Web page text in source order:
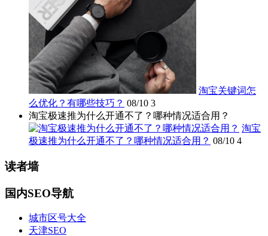
淘宝关键词怎
么优化？有哪些技巧？ 08/10 3
淘宝极速推为什么开通不了？哪种情况适合用？
淘宝
极速推为什么开通不了？哪种情况适合用？ 08/10 4
读者墙
国内SEO导航
城市区号大全
天津SEO